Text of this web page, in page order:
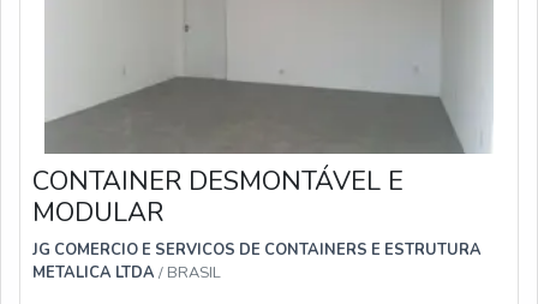
CONTAINER DESMONTÁVEL E
MODULAR
JG COMERCIO E SERVICOS DE CONTAINERS E ESTRUTURA
METALICA LTDA / BRASIL